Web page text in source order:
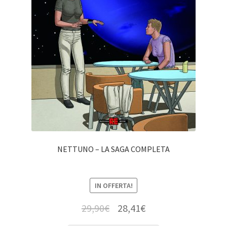
NETTUNO – LA SAGA COMPLETA
IN OFFERTA!
29,90€ 28,41€